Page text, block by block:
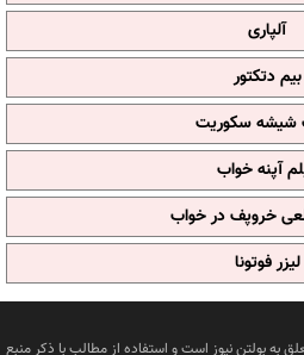
آلپاری
بیم دتکتور
شیشه سکوریت
آپنه خواب
خروپف در خواب
لیزر فوتونا
به بولتن نیوز است و استفاده از مطالب با ذکر منبع